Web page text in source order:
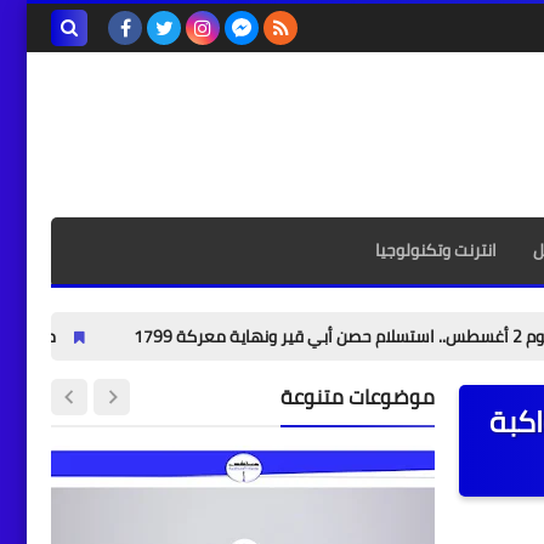
انترنت وتكنولوجيا
معركة أبي قير البحرية:
موضوعات متنوعة